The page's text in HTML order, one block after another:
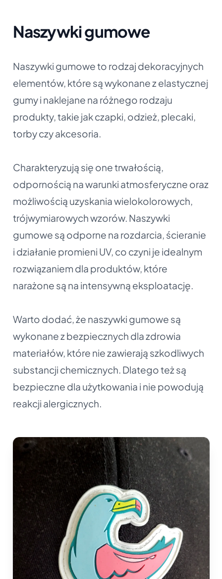
Naszywki gumowe
Naszywki gumowe to rodzaj dekoracyjnych
elementów, które są wykonane z elastycznej
gumy i naklejane na różnego rodzaju
produkty, takie jak czapki, odzież, plecaki,
torby czy akcesoria.
Charakteryzują się one trwałością,
odpornością na warunki atmosferyczne oraz
możliwością uzyskania wielokolorowych,
trójwymiarowych wzorów. Naszywki
gumowe są odporne na rozdarcia, ścieranie
i działanie promieni UV, co czyni je idealnym
rozwiązaniem dla produktów, które
narażone są na intensywną eksploatację.
Warto dodać, że naszywki gumowe są
wykonane z bezpiecznych dla zdrowia
materiałów, które nie zawierają szkodliwych
substancji chemicznych. Dlatego też są
bezpieczne dla użytkowania i nie powodują
reakcji alergicznych.